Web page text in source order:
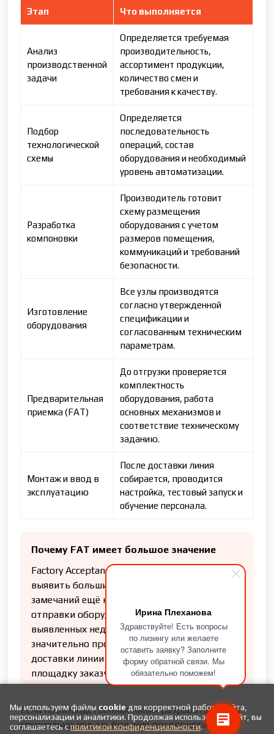
Ирина Плеханова
Здравствуйте! Есть вопросы
по лизингу или желаете
оставить заявку? Заполните
форму обратной связи. Мы
обязательно поможем!
Этап Что выполняется
Анализ
производственной
задачи
Определяется требуемая
производительность,
ассортимент продукции,
количество смен и
требования к качеству.
Подбор
технологической
схемы
Определяется
последовательность
операций, состав
оборудования и необходимый
уровень автоматизации.
Разработка
компоновки
Производитель готовит
схему размещения
оборудования с учетом
размеров помещения,
коммуникаций и требований
безопасности.
Изготовление
оборудования
Все узлы производятся
согласно утвержденной
спецификации и
согласованным техническим
параметрам.
Предварительная
приемка (FAT)
До отгрузки проверяется
комплектность
оборудования, работа
основных механизмов и
соответствие техническому
заданию.
Монтаж и ввод в
эксплуатацию
После доставки линия
собирается, проводится
настройка, тестовый запуск и
обучение персонала.
Почему FAT имеет большое значение
Factory Acceptance Test (FAT) позволяет
выявить большинство технических
замечаний ещё на заводе-изготовителе до
отправки оборудования. Исправление
выявленных недостатков в Китае
значительно проще и дешевле, чем после
доставки линии на производственную
площадку заказчика.
Если производственная линия разрабатывается
специально под требования предприятия,
Мы используем файлыcookieдля корректной работы сайта,
персонализации и аналитики. Продолжая использовать сайт, вы
соглашаетесь сполитикой конфиденциальности.